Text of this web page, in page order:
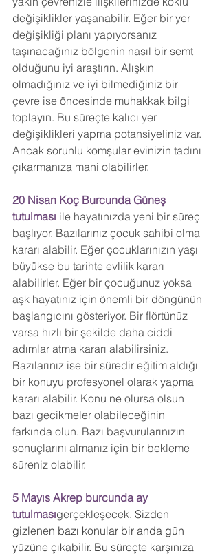
değişiklikler yaşanabilir. Eğer bir yer
değişikliği planı yapıyorsanız
taşınacağınız bölgenin nasıl bir semt
olduğunu iyi araştırın. Alışkın
olmadığınız ve iyi bilmediğiniz bir
çevre ise öncesinde muhakkak bilgi
toplayın. Bu süreçte kalıcı yer
değişiklikleri yapma potansiyeliniz var.
Ancak sorunlu komşular evinizin tadını
çıkarmanıza mani olabilirler.
20 Nisan Koç Burcunda Güneş
tutulması ile hayatınızda yeni bir süreç
başlıyor. Bazılarınız çocuk sahibi olma
kararı alabilir. Eğer çocuklarınızın yaşı
büyükse bu tarihte evlilik kararı
alabilirler. Eğer bir çocuğunuz yoksa
aşk hayatınız için önemli bir döngünün
başlangıcını gösteriyor. Bir flörtünüz
varsa hızlı bir şekilde daha ciddi
adımlar atma kararı alabilirsiniz.
Bazılarınız ise bir süredir eğitim aldığı
bir konuyu profesyonel olarak yapma
kararı alabilir. Konu ne olursa olsun
bazı gecikmeler olabileceğinin
farkında olun. Bazı başvurularınızın
sonuçlarını almanız için bir bekleme
süreniz olabilir.
5 Mayıs Akrep burcunda ay
tutulmasıgerçekleşecek. Sizden
gizlenen bazı konular bir anda gün
yüzüne çıkabilir. Bu süreçte karşınıza